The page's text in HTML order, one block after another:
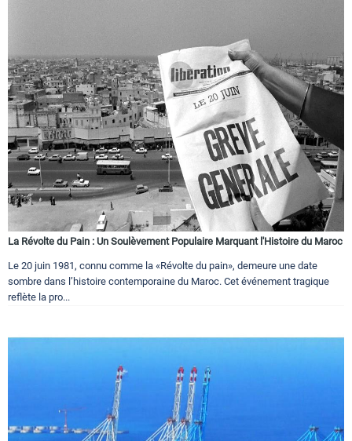
La Révolte du Pain : Un Soulèvement Populaire Marquant l'Histoire du Maroc
Le 20 juin 1981, connu comme la «Révolte du pain», demeure une date
sombre dans l’histoire contemporaine du Maroc. Cet événement tragique
reflète la pro...